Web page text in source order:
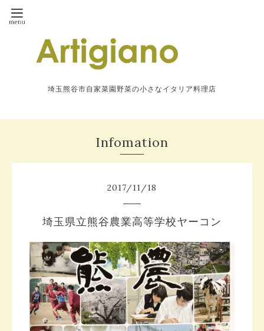
埼玉熊谷市自家菜園野菜の小さなイタリア料理店
Infomation
2017/11/18
埼玉県立熊谷農業高等学校ヤーコン